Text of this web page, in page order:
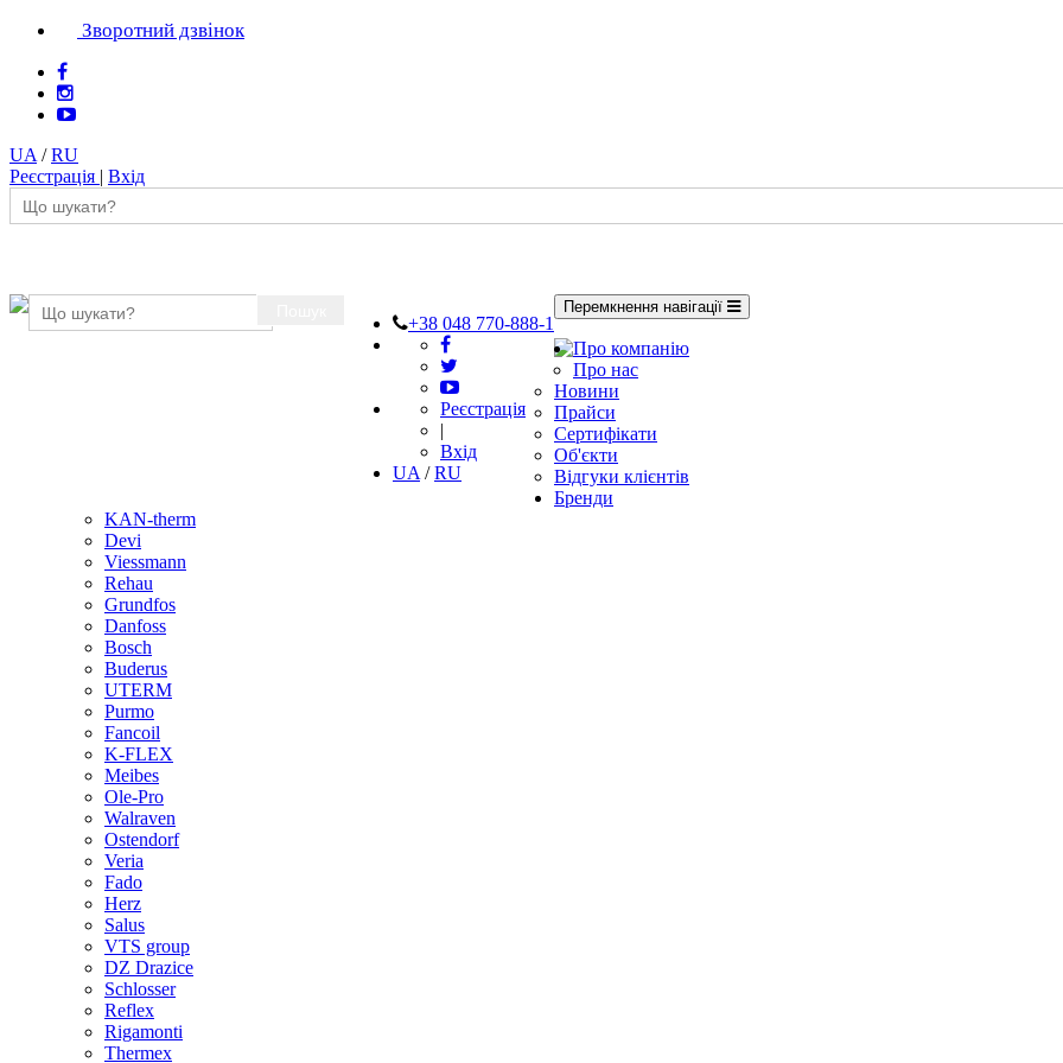
Зворотний дзвінок
UA /RU
Реєстрація | Вхід
+38 048 770-888-1
Реєстрація
|
Вхід
UA /RU
Перемкнення навігації
Про компанію
Про нас
Новини
Прайси
Сертифікати
Об'єкти
Відгуки клієнтів
Бренди
KAN-therm
Devi
Viessmann
Rehau
Grundfos
Danfoss
Bosch
Buderus
UTERM
Purmo
Fancoil
K-FLEX
Meibes
Ole-Pro
Walraven
Ostendorf
Veria
Fado
Herz
Salus
VTS group
DZ Drazice
Schlosser
Reflex
Rigamonti
Thermex